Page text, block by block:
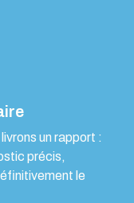
un rapport :
précis,
le